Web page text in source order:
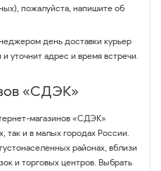
пожалуйста, напишите об
день доставки курьер
уточнит адрес и время встречи.
«СДЭК»
магазинов «СДЭК»
так и в малых городах России.
районах, вблизи
и торговых центров. Выбрать